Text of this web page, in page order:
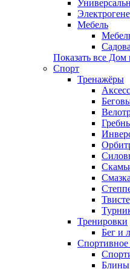
Мебель
Показать все Дом
Спорт
Тренажёры
Тренировки
Бег и
Спортивное
Блины